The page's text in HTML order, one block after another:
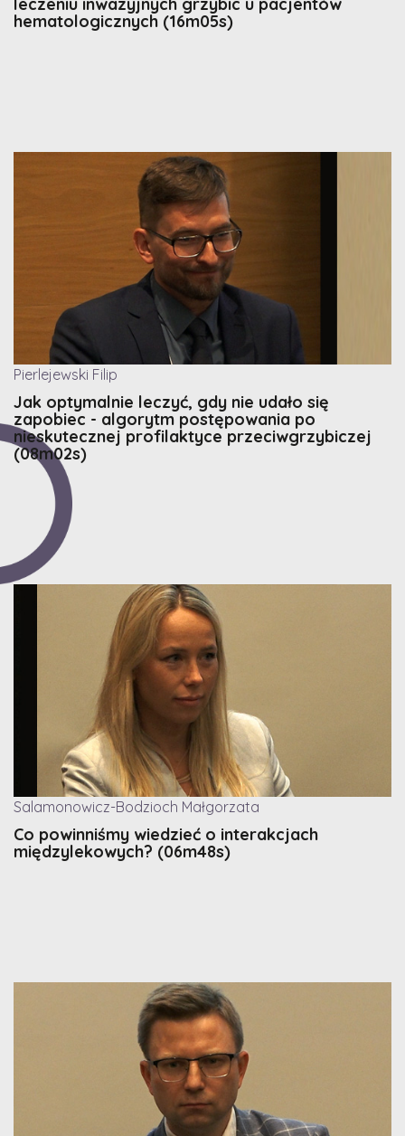
hematologicznych (16m05s)
Pierlejewski Filip
Jak optymalnie leczyć, gdy nie udało się
zapobiec - algorytm postępowania po
nieskutecznej profilaktyce przeciwgrzybiczej
(08m02s)
Salamonowicz-Bodzioch Małgorzata
Co powinniśmy wiedzieć o interakcjach
międzylekowych? (06m48s)